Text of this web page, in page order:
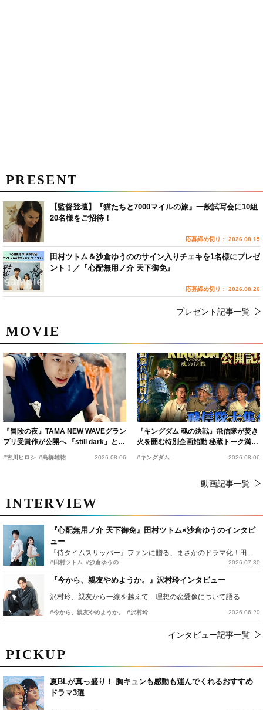
PICKUP
夏BLが真っ盛り！ 胸キュンも感動も運んでくれるおすすめ
ドラマ3選
MOVIE
『冒険の夜』TAMA NEW WAVEグラン
プリ受賞作が公開へ 『still dark』と同
時上映決定
#古川ヒロシ #髙橋雄祐 2026.08.06
『キングダム 魂の決戦』飛信隊が焚き
火を囲む特別企画始動 秘蔵トーク満載
の“キングダムキャンプ”開催
#キングダム 2026.08.06
動画記事一覧
INTERVIEW
『心配無用ノ介 天下御免』田村ツトム×沙倉ゆうのインタビ
ュー
#田村ツトム #沙倉ゆうの 2026.07.30
『今から、親友やめようか。』沢村玲インタビュー
沢村玲、親友から一線を越えて…理想の恋愛像について語る
#今から、親友やめようか。 #沢村玲 2026.06.20
インタビュー記事一覧
PRESENT
【監督登壇】『猫たちと7000マイルの旅』一般試写会に10組
20名様をご招待！
応募締め切り： 2026.08.15
田村ツトム＆沙倉ゆうののサイン入りチェキを1名様にプレゼ
ント！／『心配無用ノ介 天下御免』
応募締め切り： 2026.08.20
プレゼント記事一覧